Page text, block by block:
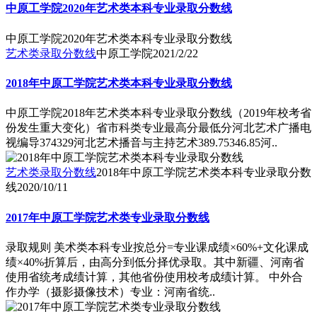
中原工学院2020年艺术类本科专业录取分数线
中原工学院2020年艺术类本科专业录取分数线
艺术类录取分数线中原工学院2021/2/22
2018年中原工学院艺术类本科专业录取分数线
中原工学院2018年艺术类本科专业录取分数线（2019年校考省
份发生重大变化）省市科类专业最高分最低分河北艺术广播电
视编导374329河北艺术播音与主持艺术389.75346.85河..
艺术类录取分数线2018年中原工学院艺术类本科专业录取分数
线2020/10/11
2017年中原工学院艺术类专业录取分数线
录取规则 美术类本科专业按总分=专业课成绩×60%+文化课成
绩×40%折算后，由高分到低分择优录取。其中新疆、河南省
使用省统考成绩计算，其他省份使用校考成绩计算。 中外合
作办学（摄影摄像技术）专业：河南省统..